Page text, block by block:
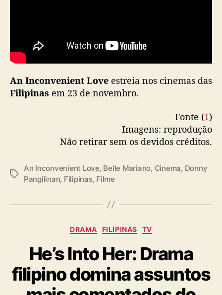
An Inconvenient Love estreia nos cinemas das
Filipinas em 23 de novembro.
Fonte (1)
Imagens: reprodução
Não retirar sem os devidos créditos.
T
s
An Inconvenient Love, Belle Mariano, Cinema, Donny
Pangilinan, Filipinas, Filme
C
t
e
g
o
r
DRAMA FILIPINAS TV
He’s Into Her: Drama
filipino domina assuntos